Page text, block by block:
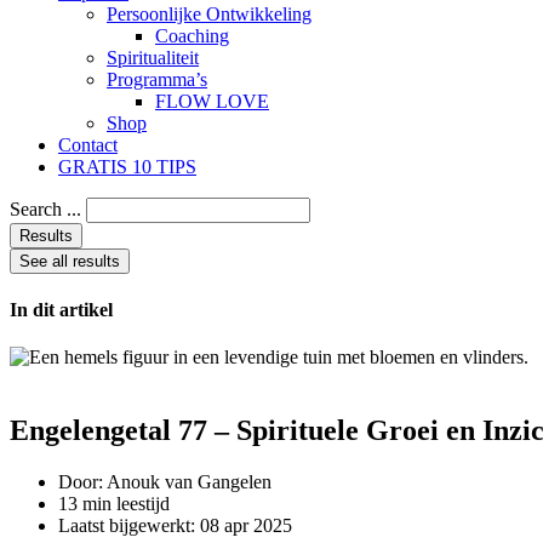
Persoonlijke Ontwikkeling
Coaching
Spiritualiteit
Programma’s
FLOW LOVE
Shop
Contact
GRATIS 10 TIPS
Search ...
Results
See all results
In dit artikel
Engelengetal 77 – Spirituele Groei en
Door: Anouk van Gangelen
13 min leestijd
Laatst bijgewerkt: 08 apr 2025